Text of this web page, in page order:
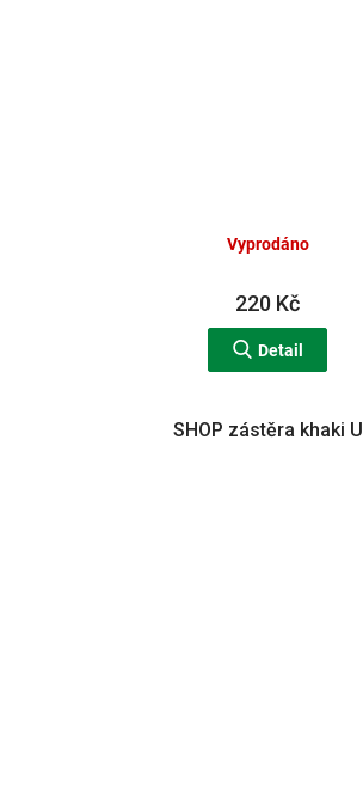
Vyprodáno
220 Kč
Detail
SHOP zástěra khaki U